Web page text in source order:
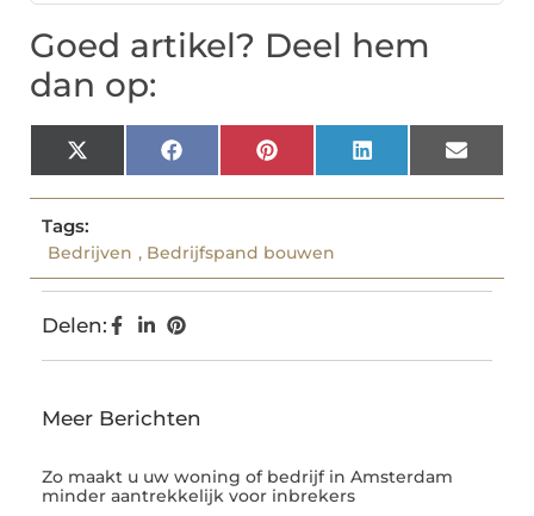
Goed artikel? Deel hem
dan op:
X
(Twitter)
FacebookPinterestLinkedInEmail
Tags:
Bedrijven , Bedrijfspand bouwen
Delen:
Meer Berichten
Zo maakt u uw woning of bedrijf in Amsterdam
minder aantrekkelijk voor inbrekers